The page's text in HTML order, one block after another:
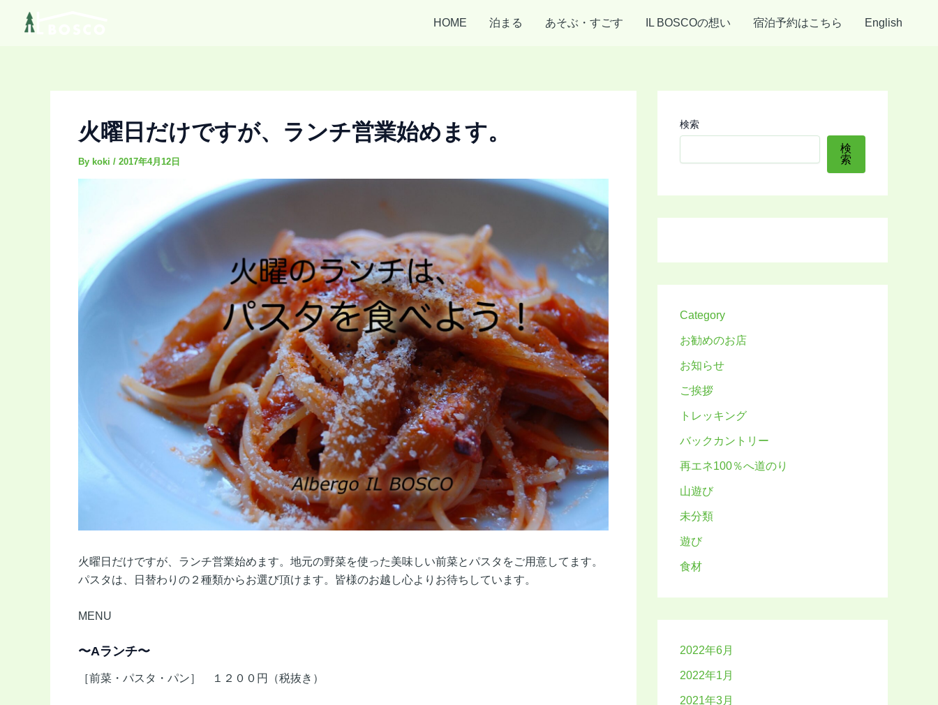
HOME 泊まる あそぶ・すごす IL BOSCOの想い 宿泊予約はこちら English
火曜日だけですが、ランチ営業始めます。
By koki / 2017年4月12日
火曜日だけですが、ランチ営業始めます。地元の野菜を使った美味しい前菜とパスタをご用意してます。
パスタは、日替わりの２種類からお選び頂けます。皆様のお越し心よりお待ちしています。
MENU
〜Aランチ〜
［前菜・パスタ・パン］ １２００円（税抜き）
検索
検
索
Category
お勧めのお店
お知らせ
ご挨拶
トレッキング
バックカントリー
再エネ100％へ道のり
山遊び
未分類
遊び
食材
2022年6月
2022年1月
2021年3月